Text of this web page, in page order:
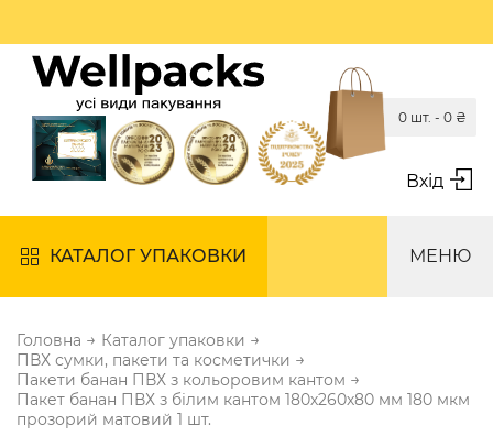
Вхід
0 шт. - 0 ₴
КАТАЛОГ УПАКОВКИ МЕНЮ
Головна → Каталог упаковки →
ПВХ сумки, пакети та косметички →
Пакети банан ПВХ з кольоровим кантом →
Пакет банан ПВХ з білим кантом 180х260х80 мм 180 мкм
прозорий матовий 1 шт.